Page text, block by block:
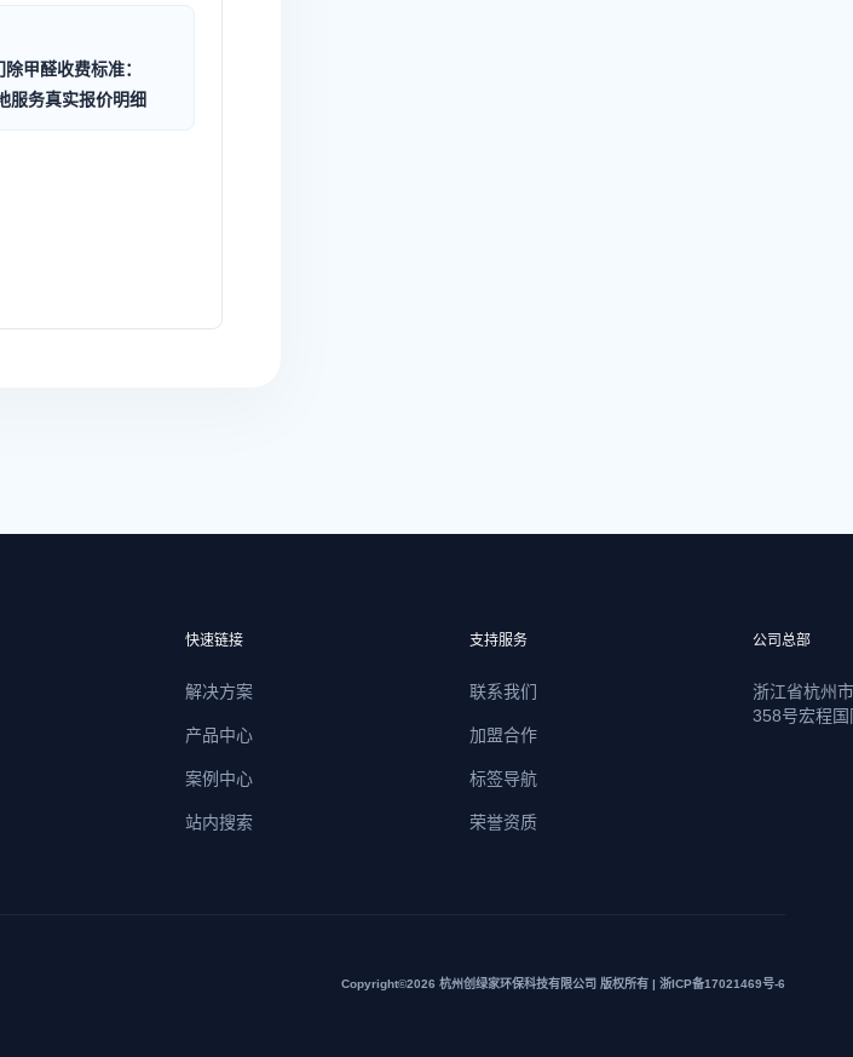
甲醛收费标准：
服务真实报价明细
快速链接
解决方案
产品中心
案例中心
站内搜索
支持服务
联系我们
加盟合作
标签导航
荣誉资质
公司总部
浙江省杭州
358号宏程
Copyright©2026 杭州创绿家环保科技有限公司 版权所有 | 浙ICP备17021469号-6